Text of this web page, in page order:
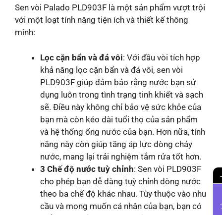
Sen vòi Palado PLD903F là một sản phẩm vượt trội
với một loạt tính năng tiện ích và thiết kế thông
minh:
Lọc cặn bẩn và đá vôi: Với đầu vòi tích hợp
khả năng lọc cặn bẩn và đá vôi, sen vòi
PLD903F giúp đảm bảo rằng nước bạn sử
dụng luôn trong tình trạng tinh khiết và sạch
sẽ. Điều này không chỉ bảo vệ sức khỏe của
bạn mà còn kéo dài tuổi thọ của sản phẩm
và hệ thống ống nước của bạn. Hơn nữa, tính
năng này còn giúp tăng áp lực dòng chảy
nước, mang lại trải nghiệm tắm rửa tốt hơn.
3 Chế độ nước tuỳ chỉnh: Sen vòi PLD903F
cho phép bạn dễ dàng tuỳ chỉnh dòng nước
theo ba chế độ khác nhau. Tùy thuộc vào nhu
cầu và mong muốn cá nhân của bạn, bạn có